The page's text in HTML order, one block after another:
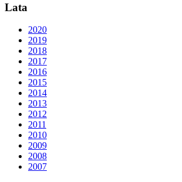
Lata
2020
2019
2018
2017
2016
2015
2014
2013
2012
2011
2010
2009
2008
2007